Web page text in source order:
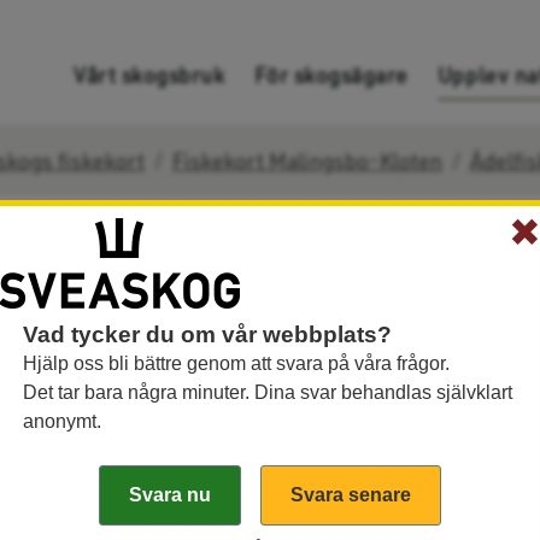
Vårt skogsbruk För skogsägare Upplev
fiskekort Fiskekort Malingsbo-Kloten
Kloten
and take fiske" efter inplanterad regnbåge.
ett spö får fästas högst tre flugor eller ett
fisk får inte användas som agn.
✖
Vad tycker du om vår webbplats?
Hjälp oss bli bättre genom att svara på våra frågor.
Det tar bara några minuter. Dina svar behandlas självklart
anonymt.